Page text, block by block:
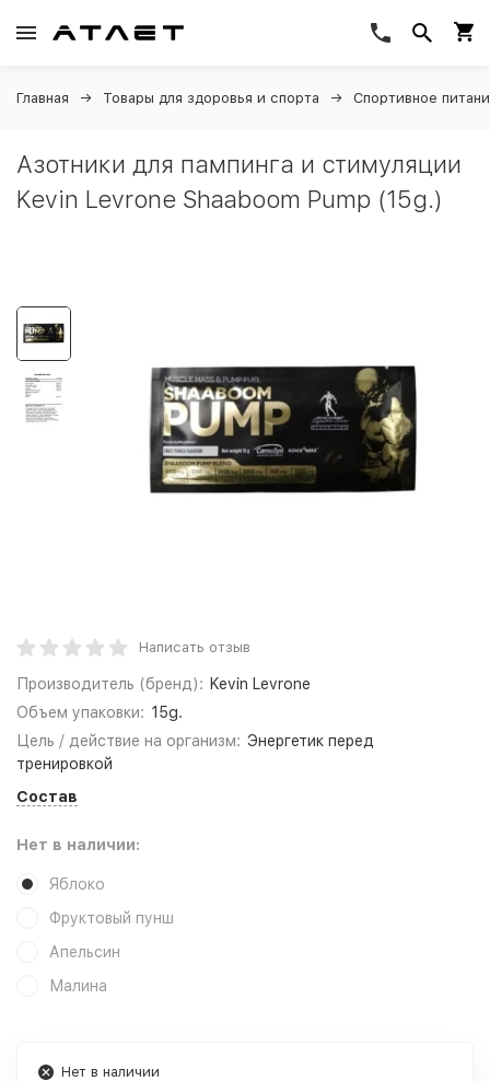
Главная Товары для здоровья и спорта Спортивное
Азотники для пампинга и стимуляции
Kevin Levrone Shaaboom Pump (15g.)
Написать отзыв
Производитель (бренд): Kevin Levrone
Объем упаковки: 15g.
Цель / действие на организм: Энергетик перед
тренировкой
Состав
Нет в наличии:
Яблоко
Фруктовый пунш
Апельсин
Малина
Нет в наличии